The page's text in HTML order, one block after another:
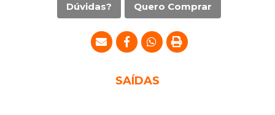
Dúvidas? Quero Comprar
SAÍDAS